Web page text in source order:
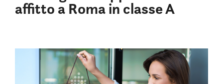
affitto a Roma in classe A